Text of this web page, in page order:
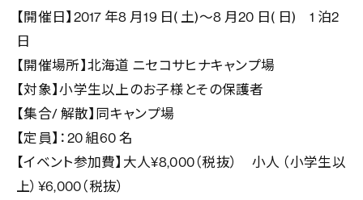
【開催日】2017 年8 月19 日( 土)～8 月20 日( 日) 1 泊2
日
【開催場所】北海道 ニセコサヒナキャンプ場
【対象】小学生以上のお子様とその保護者
【集合/ 解散】同キャンプ場
【定員】：20 組60 名
【イベント参加費】大人¥8,000（税抜） 小人 （小学生以
上）¥6,000（税抜）